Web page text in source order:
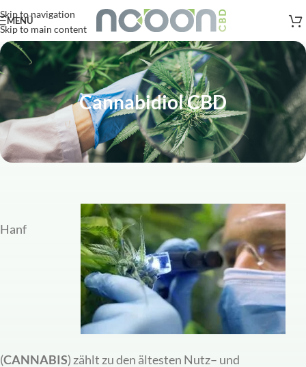
Skip to navigation
Skip to main content
Versandkostenfreie Lieferung nach AT, DE ab
MENÜ
Cannabidiol CBD
Hanf
(CANNABIS) zählt zu den ältesten Nutz– und